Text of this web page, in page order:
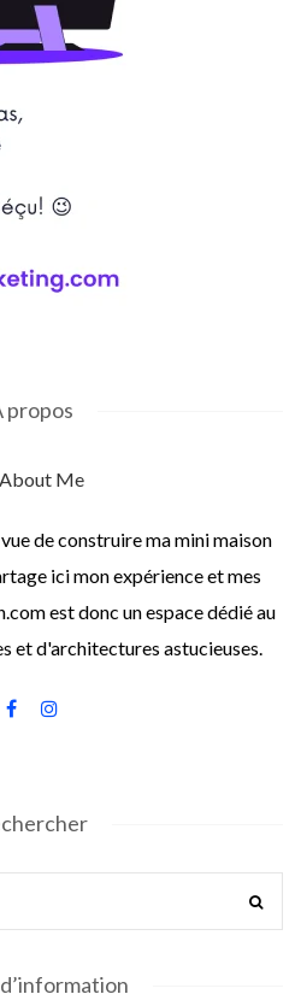
propos
de construire ma mini maison
ici mon expérience et mes
est donc un espace dédié au
et d'architectures astucieuses.